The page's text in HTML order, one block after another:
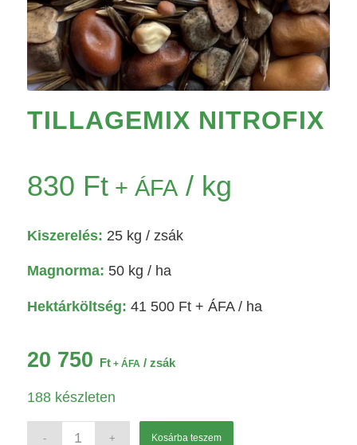
TILLAGEMIX NITROFIX
830 Ft+ ÁFA/ kg
Kiszerelés: 25 kg / zsák
Magnorma: 50 kg / ha
Hektárköltség: 41 500 Ft+ ÁFA / ha
20 750 Ft+ ÁFA / zsák
188 készleten
Kosárba teszem